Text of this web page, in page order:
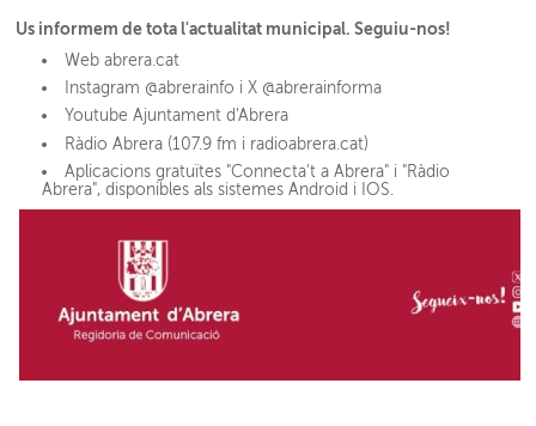
Us informem de tota l'actualitat municipal. Seguiu-nos!
Web abrera.cat
Instagram @abrerainfo i X @abrerainforma
Youtube Ajuntament d'Abrera
Ràdio Abrera (107.9 fm i radioabrera.cat)
Aplicacions gratuïtes "Connecta't a Abrera" i "Ràdio
Abrera", disponibles als sistemes Android i IOS.